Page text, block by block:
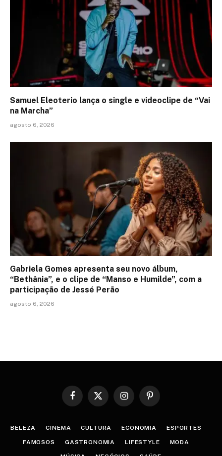
Samuel Eleoterio lança o single e videoclipe de “Vai
na Marcha”
agosto 6, 2026
Gabriela Gomes apresenta seu novo álbum,
“Bethânia”, e o clipe de “Manso e Humilde”, com a
participação de Jessé Perão
agosto 6, 2026
Facebook
X
InstagramPinterest
BELEZA CINEMA CULTURA ECONOMIA ESPORTES
FAMOSOS GASTRONOMIA LIFESTYLE MODA